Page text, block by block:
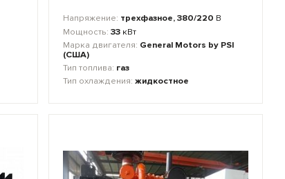
Напряжение: трехфазное, 380/220 В
Мощность: 33 кВт
Марка двигателя: General Motors by PSI
(США)
Тип топлива: газ
Тип охлаждения: жидкостное